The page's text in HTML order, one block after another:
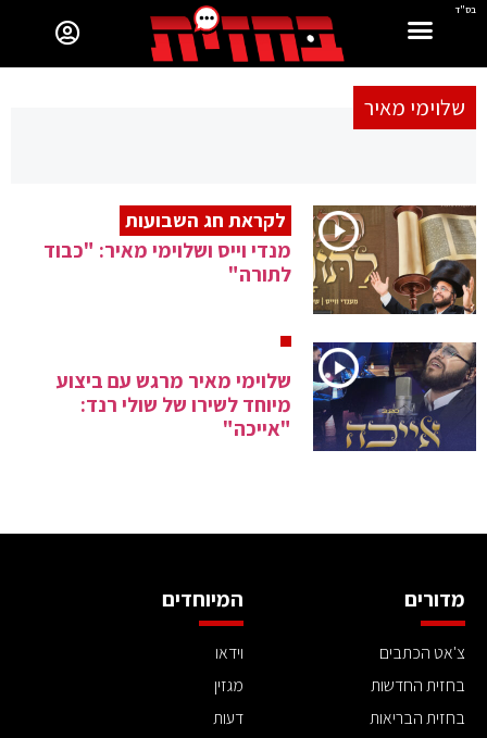
בס"ד
שלוימי מאיר
לקראת חג השבועות
מנדי וייס ושלוימי מאיר: "כבוד
לתורה"
שלוימי מאיר מרגש עם ביצוע
מיוחד לשירו של שולי רנד:
"אייכה"
מדורים
צ'אט הכתבים
בחזית החדשות
בחזית הבריאות
המיוחדים
וידאו
מגזין
דעות